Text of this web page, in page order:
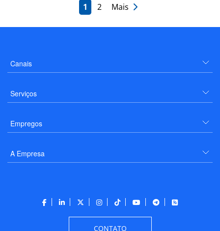
1 2 Mais
Canais
Serviços
Empregos
A Empresa
CONTATO